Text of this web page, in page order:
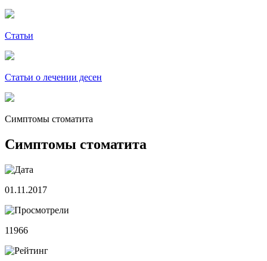
Статьи
Статьи о лечении десен
Симптомы стоматита
Симптомы стоматита
01.11.2017
11966